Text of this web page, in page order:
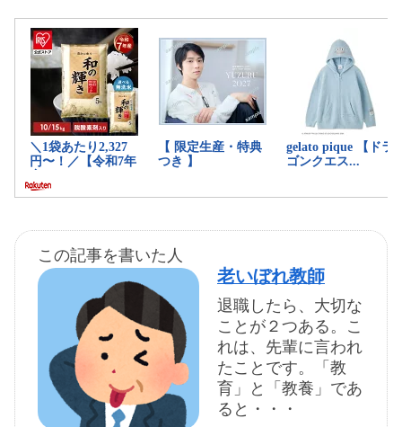
この記事を書いた人
老いぼれ教師
退職したら、大切な
ことが２つある。こ
れは、先輩に言われ
たことです。「教
育」と「教養」であ
ると・・・